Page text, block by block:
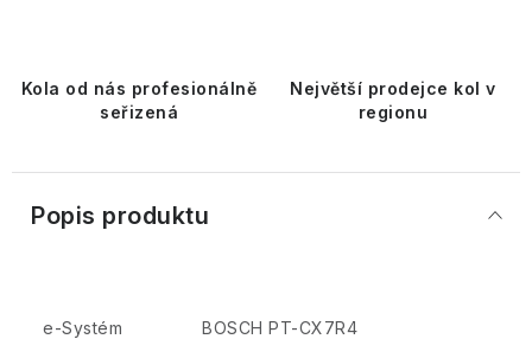
Kola od nás profesionálně
seřizená
Největší prodejce kol v
regionu
Popis produktu
e-Systém BOSCH PT-CX7R4